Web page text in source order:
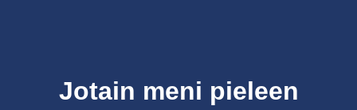
Jotain meni pieleen